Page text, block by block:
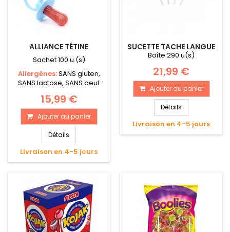
ALLIANCE TÉTINE
Sachet 100 u.(s)
Allergènes:SANS gluten,
SANS lactose, SANS oeuf
15,99 €
Ajouter au panier
Détails
Livraison en 4-5 jours
SUCETTE TACHE LANGUE
Boîte 290 u(s)
21,99 €
Ajouter au panier
Détails
Livraison en 4-5 jours